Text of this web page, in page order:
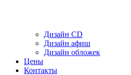
Дизайн CD
Дизайн афиш
Дизайн обложек
Цены
Контакты